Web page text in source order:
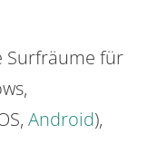
Surfräume für
Android),